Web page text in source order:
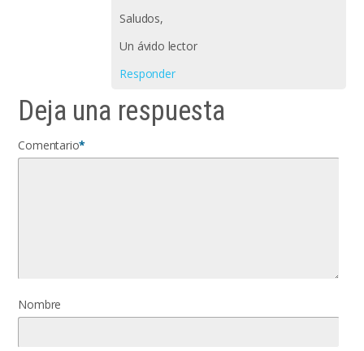
Saludos,
Un ávido lector
Responder
Deja una respuesta
Comentario*
Nombre